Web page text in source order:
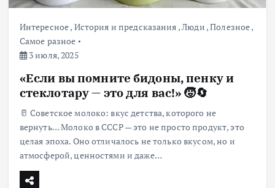
Интересное, История и предсказания ,Люди ,Полезное,
Самое разное
3 июля, 2025
«Если вы помните бидоны, пенку и
стеклотару — это для вас!» 🧒🔄
🥛 Советское молоко: вкус детства, которого не
вернуть… Молоко в СССР — это не просто продукт, это
целая эпоха. Оно отличалось не только вкусом, но и
атмосферой, ценностями и даже…